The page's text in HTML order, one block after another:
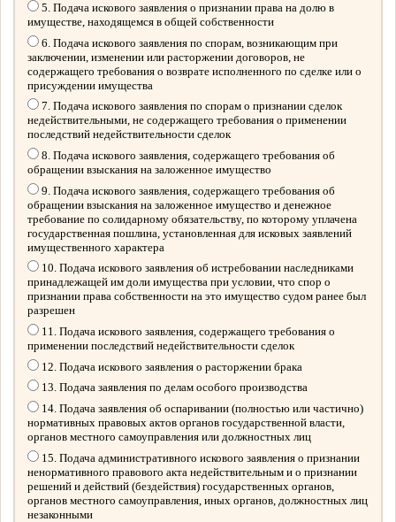
5. Подача искового заявления о признании права на долю в
имуществе, находящемся в общей собственности
6. Подача искового заявления по спорам, возникающим при
заключении, изменении или расторжении договоров, не
содержащего требования о возврате исполненного по сделке или о
присуждении имущества
7. Подача искового заявления по спорам о признании сделок
недействительными, не содержащего требования о применении
последствий недействительности сделок
8. Подача искового заявления, содержащего требования об
обращении взыскания на заложенное имущество
9. Подача искового заявления, содержащего требования об
обращении взыскания на заложенное имущество и денежное
требование по солидарному обязательству, по которому уплачена
государственная пошлина, установленная для исковых заявлений
имущественного характера
10. Подача искового заявления об истребовании наследниками
принадлежащей им доли имущества при условии, что спор о
признании права собственности на это имущество судом ранее был
разрешен
11. Подача искового заявления, содержащего требования о
применении последствий недействительности сделок
12. Подача искового заявления о расторжении брака
13. Подача заявления по делам особого производства
14. Подача заявления об оспаривании (полностью или частично)
нормативных правовых актов органов государственной власти,
органов местного самоуправления или должностных лиц
15. Подача административного искового заявления о признании
ненормативного правового акта недействительным и о признании
решений и действий (бездействия) государственных органов,
органов местного самоуправления, иных органов, должностных лиц
незаконными